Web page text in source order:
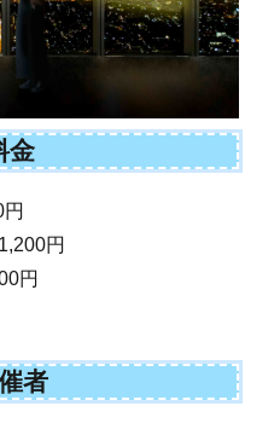
金
円
円
者